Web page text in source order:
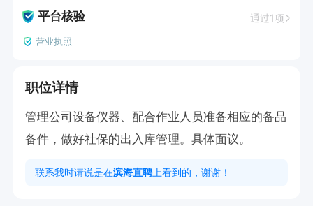
平台核验 通过1项
营业执照
职位详情
管理公司设备仪器、配合作业人员准备相应的备品
备件，做好社保的出入库管理。具体面议。
联系我时请说是在滨海直聘 上看到的，谢谢！